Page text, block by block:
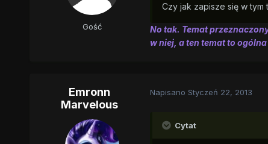
Gość
Czy jak zapisze się w tym
No tak. Temat
w niej, a ten temat to
Emronn
Marvelous
Napisano Styczeń 22, 2013
Cytat